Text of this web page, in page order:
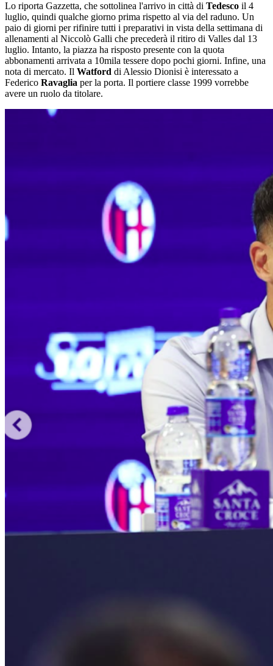
Lo riporta Gazzetta, che sottolinea l'arrivo in città di Tedesco il 4
luglio, quindi qualche giorno prima rispetto al via del raduno. Un
paio di giorni per rifinire tutti i preparativi in vista della settimana di
allenamenti al Niccolò Galli che precederà il ritiro di Valles dal 13
luglio. Intanto, la piazza ha risposto presente con la quota
abbonamenti arrivata a 10mila tessere dopo pochi giorni. Infine, una
nota di mercato. Il Watford di Alessio Dionisi è interessato a
Federico Ravaglia per la porta. Il portiere classe 1999 vorrebbe
avere un ruolo da titolare.